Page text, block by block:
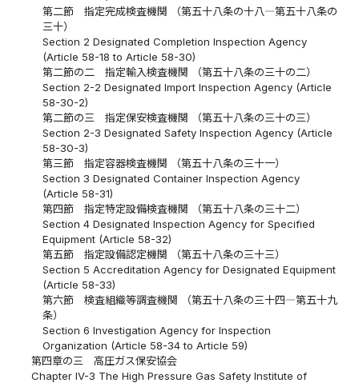
第二節 指定完成検査機関 （第五十八条の十八―第五十八条の
三十）
Section 2 Designated Completion Inspection Agency
(Article 58-18 to Article 58-30)
第二節の二 指定輸入検査機関 （第五十八条の三十の二）
Section 2-2 Designated Import Inspection Agency (Article
58-30-2)
第二節の三 指定保安検査機関 （第五十八条の三十の三）
Section 2-3 Designated Safety Inspection Agency (Article
58-30-3)
第三節 指定容器検査機関 （第五十八条の三十一）
Section 3 Designated Container Inspection Agency
(Article 58-31)
第四節 指定特定設備検査機関 （第五十八条の三十二）
Section 4 Designated Inspection Agency for Specified
Equipment (Article 58-32)
第五節 指定設備認定機関 （第五十八条の三十三）
Section 5 Accreditation Agency for Designated Equipment
(Article 58-33)
第六節 検査組織等調査機関 （第五十八条の三十四―第五十九
条）
Section 6 Investigation Agency for Inspection
Organization (Article 58-34 to Article 59)
第四章の三 高圧ガス保安協会
Chapter IV-3 The High Pressure Gas Safety Institute of